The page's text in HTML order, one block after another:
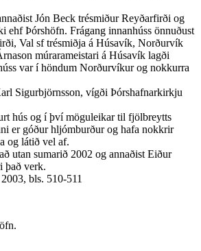
Jón Beck trésmiður Reyðarfirði og
ehf Þórshöfn. Frágang innanhúss önnuðust
Val sf trésmiðja á Húsavík, Norðurvík
múrarameistari á Húsavík lagði
var í höndum Norðurvíkur og nokkurra
Sigurbjörnsson, vígði Þórshafnarkirkju
hús og í því möguleikar til fjölbreytts
er góður hljómburður og hafa nokkrir
og látið vel af.
utan sumarið 2002 og annaðist Eiður
það verk.
bls. 510-511